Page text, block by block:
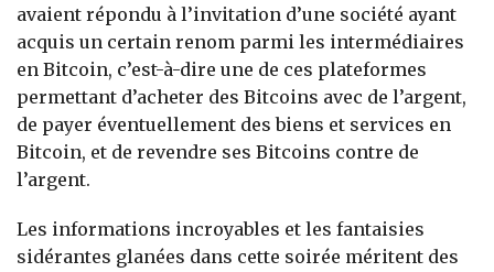
avaient répondu à l’invitation d’une société ayant
acquis un certain renom parmi les intermédiaires
en Bitcoin, c’est-à-dire une de ces plateformes
permettant d’acheter des Bitcoins avec de l’argent,
de payer éventuellement des biens et services en
Bitcoin, et de revendre ses Bitcoins contre de
l’argent.
Les informations incroyables et les fantaisies
sidérantes glanées dans cette soirée méritent des